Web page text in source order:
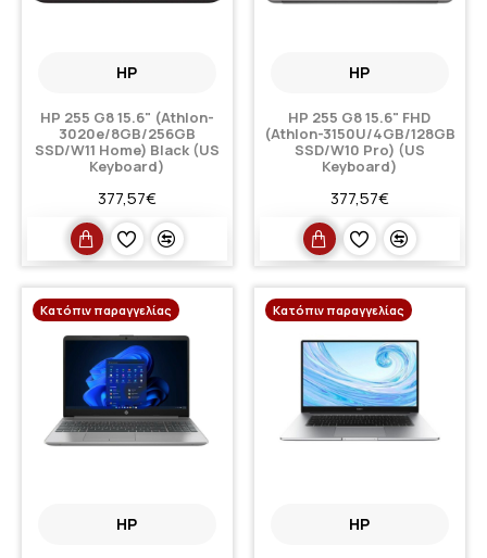
HP
HP 255 G8 15.6" (Athlon-
3020e/8GB/256GB
SSD/W11 Home) Black (US
Keyboard)
377,57€
HP
HP 255 G8 15.6" FHD
(Athlon-3150U/4GB/128GB
SSD/W10 Pro) (US
Keyboard)
377,57€
Κατόπιν παραγγελίας
HP
Κατόπιν παραγγελίας
HP